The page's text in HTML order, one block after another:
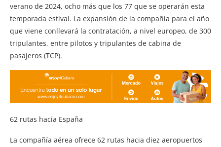
verano de 2024, ocho más que los 77 que se operarán esta
temporada estival. La expansión de la compañía para el año
que viene conllevará la contratación, a nivel europeo, de 300
tripulantes, entre pilotos y tripulantes de cabina de
pasajeros (TCP).
62 rutas hacia España
La compañía aérea ofrece 62 rutas hacia diez aeropuertos